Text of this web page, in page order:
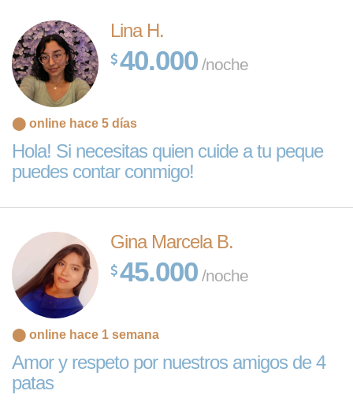
Lina H.
40.000 /noche
⬤ online hace 5 días
Hola! Si necesitas quien cuide a tu peque
puedes contar conmigo!
Gina Marcela B.
45.000 /noche
⬤ online hace 1 semana
Amor y respeto por nuestros amigos de 4
patas